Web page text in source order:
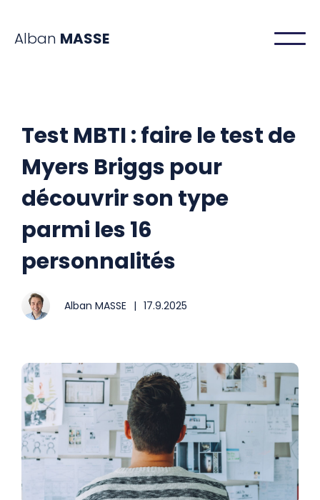
Alban MASSE
Test MBTI : faire le test de
Myers Briggs pour
découvrir son type
parmi les 16
personnalités
Alban MASSE | 17.9.2025